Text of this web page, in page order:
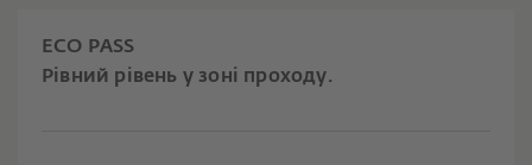
ECO PASS
Рівний рівень у зоні проходу.